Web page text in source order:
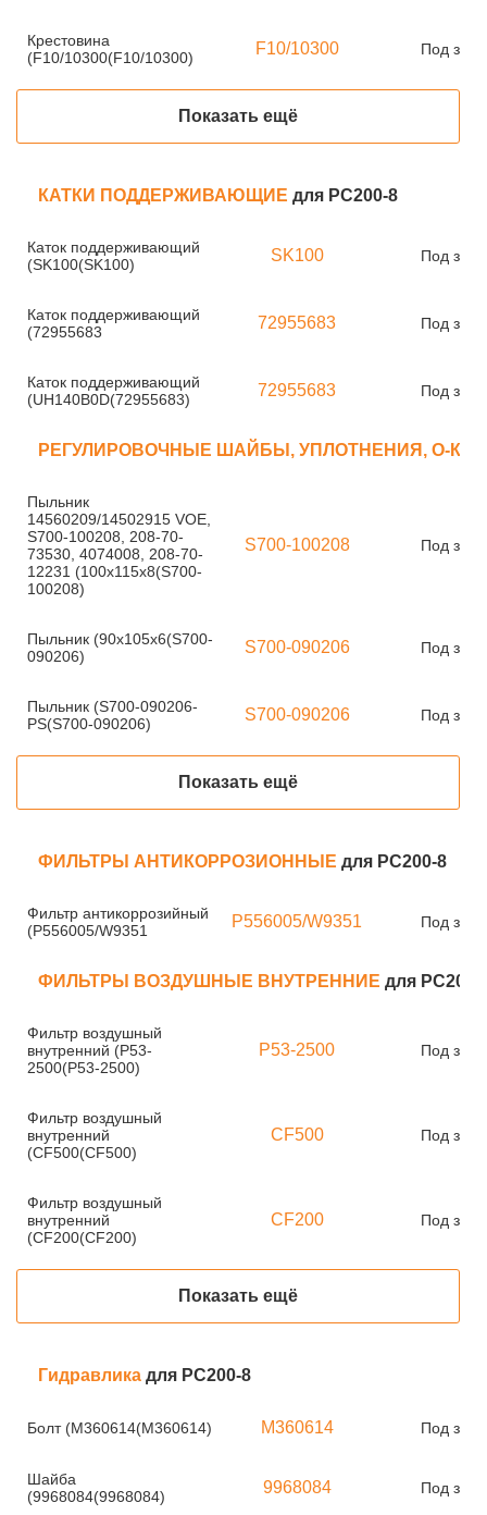
Крестовина
(F10/10300(F10/10300)
F10/10300 Под
Показать ещё
КАТКИ ПОДДЕРЖИВАЮЩИЕ для PC200-8
Каток поддерживающий
(SK100(SK100)
SK100 Под
Каток поддерживающий
(72955683
72955683 Под
Каток поддерживающий
(UH140B0D(72955683)
72955683 Под
РЕГУЛИРОВОЧНЫЕ ШАЙБЫ, УПЛОТНЕНИЯ, О-
Пыльник
14560209/14502915 VOE,
S700-100208, 208-70-
73530, 4074008, 208-70-
12231 (100x115x8(S700-
100208)
S700-100208 Под
Пыльник (90x105x6(S700-
090206)
S700-090206 Под
Пыльник (S700-090206-
PS(S700-090206)
S700-090206 Под
Показать ещё
ФИЛЬТРЫ АНТИКОРРОЗИОННЫЕ для PC200-8
Фильтр антикоррозийный
(P556005/W9351
P556005/W9351 Под
ФИЛЬТРЫ ВОЗДУШНЫЕ ВНУТРЕННИЕ для PC200-
Фильтр воздушный
внутренний (P53-
2500(P53-2500)
P53-2500 Под
Фильтр воздушный
внутренний
(CF500(CF500)
CF500 Под
Фильтр воздушный
внутренний
(CF200(CF200)
CF200 Под
Показать ещё
Гидравлика для PC200-8
Болт (M360614(M360614) M360614 Под
Шайба
(9968084(9968084)
9968084 Под